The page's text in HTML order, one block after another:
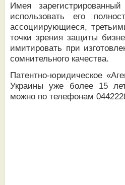
Имея
использовать его
ассоциирующиеся,
точки зрения защиты
имитировать при
сомнительного качества.
Патентно-юридическое
Украины уже более 15
можно по телефонам